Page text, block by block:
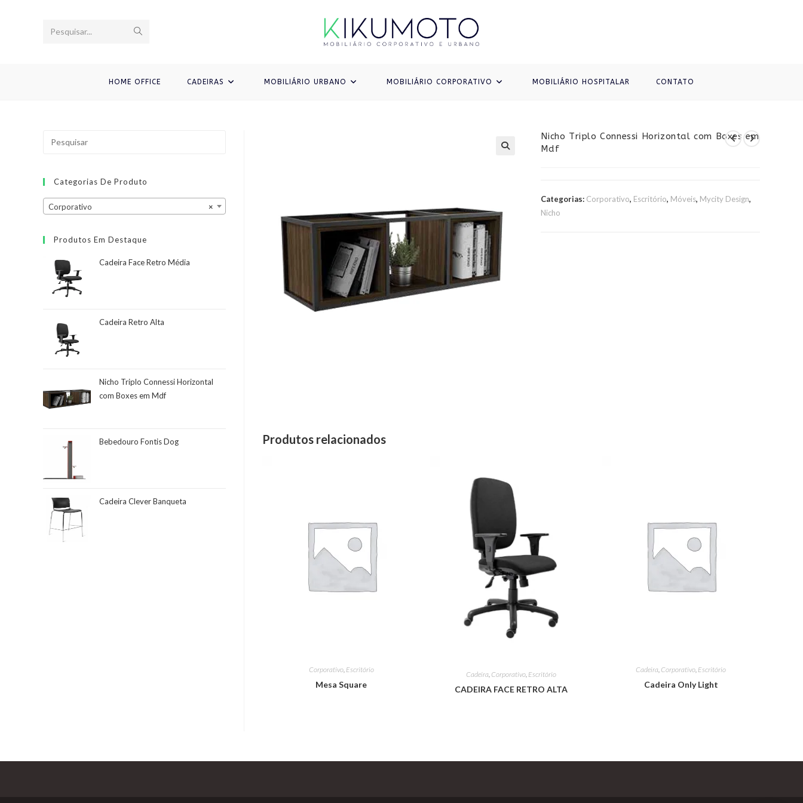
Pesquisar...
HOME OFFICE CADEIRAS MOBILIÁRIO URBANO MOBILIÁRIO CORPORATIVO MOBILIÁRIO HOSPITALAR CONTATO
Nicho Triplo Connessi Horizontal com Boxes em
Mdf
Categorias: Corporativo, Escritório, Móveis, Mycity Design,
Nicho
Produtos relacionados
Corporativo, Escritório
Mesa Square
Cadeira, Corporativo, Escritório
CADEIRA FACE RETRO ALTA
Cadeira Corporativo Escritório
Cadeira Only Light
Categorias De Produto
×
Corporativo
Produtos Em Destaque
Cadeira Face Retro Média
Cadeira Retro Alta
Nicho Triplo Connessi Horizontal
com Boxes em Mdf
Bebedouro Fontis Dog
Cadeira Clever Banqueta